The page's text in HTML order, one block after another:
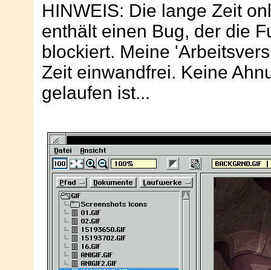
HINWEIS: Die lange Zeit
enthält einen Bug, der die
blockiert. Meine
Zeit einwandfrei. Keine
gelaufen ist...